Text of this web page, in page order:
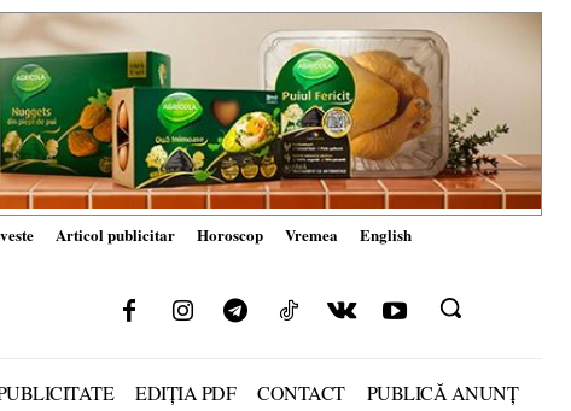
Articol publicitar Horoscop Vremea English
EDIȚIA PDF CONTACT PUBLICĂ ANUNȚ